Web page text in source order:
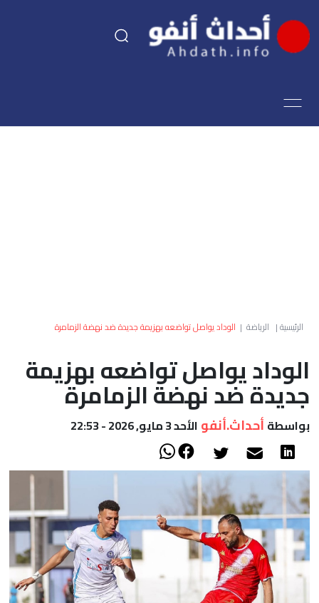
اقتصاد
العالم
أعمدة
الصحراء
الرئيسية| الرياضة | الوداد يواصل تواضعه بهزيمة جديدة ضد نهضة الزمامرة
الوداد يواصل تواضعه بهزيمة
جديدة ضد نهضة الزمامرة
بواسطة أحداث.أنفو الأحد 3 مايو, 2026 - 22:53